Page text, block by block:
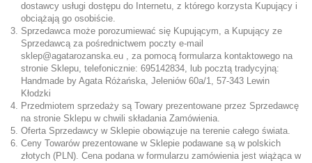
dostawcy usługi dostępu do Internetu, z którego korzysta Kupujący i
obciążają go osobiście.
Sprzedawca może porozumiewać się Kupującym, a Kupujący ze
Sprzedawcą za pośrednictwem poczty e-mail
sklep@agatarozanska.eu , za pomocą formularza kontaktowego na
stronie Sklepu, telefonicznie: 695142834, lub pocztą tradycyjną:
Handmade by Agata Różańska, Jeleniów 60a/1, 57-343 Lewin
Kłodzki
Przedmiotem sprzedaży są Towary prezentowane przez Sprzedawcę
na stronie Sklepu w chwili składania Zamówienia.
Oferta Sprzedawcy w Sklepie obowiązuje na terenie całego świata.
Ceny Towarów prezentowane w Sklepie podawane są w polskich
złotych (PLN). Cena podana w formularzu zamówienia jest wiążąca w